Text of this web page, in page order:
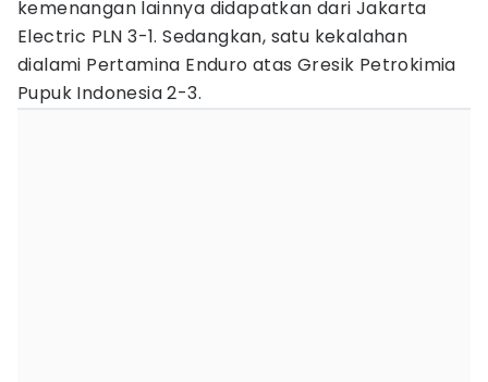
kemenangan lainnya didapatkan dari Jakarta
Electric PLN 3-1. Sedangkan, satu kekalahan
dialami Pertamina Enduro atas Gresik Petrokimia
Pupuk Indonesia 2-3.